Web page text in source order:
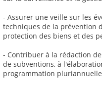
- Assurer une veille sur les
techniques de la prévention
protection des biens et des
- Contribuer à la rédaction
de subventions, à
programmation